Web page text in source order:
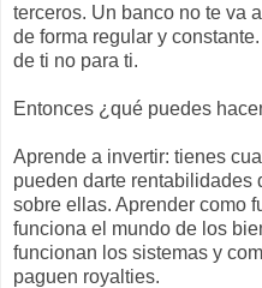
terceros. Un banco no te va
de forma regular y
de ti no para ti.
Entonces ¿qué puedes
Aprende a invertir: tienes
pueden darte rentabilidades
sobre ellas. Aprender como
funciona el mundo de los
funcionan los sistemas y
paguen royalties.